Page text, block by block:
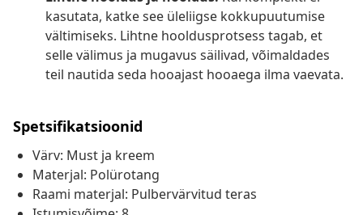
kasutata, katke see üleliigse kokkupuutumise
vältimiseks. Lihtne hooldusprotsess tagab, et
selle välimus ja mugavus säilivad, võimaldades
teil nautida seda hooajast hooaega ilma vaevata.
Spetsifikatsioonid
Värv: Must ja kreem
Materjal: Polürotang
Raami materjal: Pulbervärvitud teras